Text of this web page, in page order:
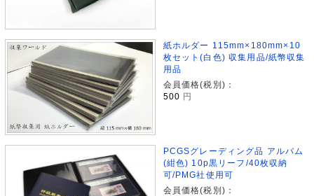
紙ホルダー 115mm×180mm×10
枚セット(白色) 収集用品/紙幣収集
用品
会員価格(税別)：
500 円
PCGSグレーディング品 アルバム
(紺色) 10p黒リーフ/40枚収納
可/PMG社使用可
会員価格(税別)：